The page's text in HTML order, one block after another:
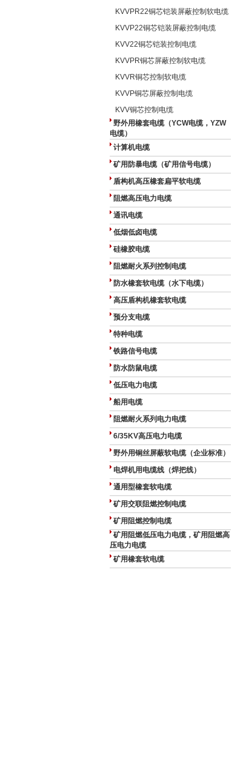
KVVPR22铜芯铠装屏蔽控制软电缆
KVVP22铜芯铠装屏蔽控制电缆
KVV22铜芯铠装控制电缆
KVVPR铜芯屏蔽控制软电缆
KVVR铜芯控制软电缆
KVVP铜芯屏蔽控制电缆
KVV铜芯控制电缆
野外用橡套电缆（YCW电缆，YZW
电缆）
计算机电缆
矿用防暴电缆（矿用信号电缆）
盾构机高压橡套扁平软电缆
阻燃高压电力电缆
通讯电缆
低烟低卤电缆
硅橡胶电缆
阻燃耐火系列控制电缆
防水橡套软电缆（水下电缆）
高压盾构机橡套软电缆
预分支电缆
特种电缆
铁路信号电缆
防水防鼠电缆
低压电力电缆
船用电缆
阻燃耐火系列电力电缆
6/35KV高压电力电缆
野外用铜丝屏蔽软电缆（企业标准）
电焊机用电缆线（焊把线）
通用型橡套软电缆
矿用交联阻燃控制电缆
矿用阻燃控制电缆
矿用阻燃低压电力电缆，矿用阻燃高
压电力电缆
矿用橡套软电缆